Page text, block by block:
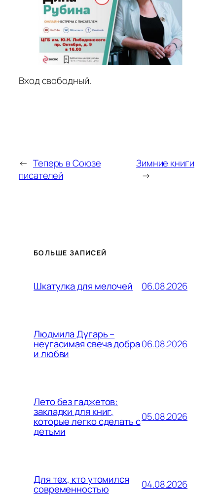
Вход свободный.
← Теперь в Союзе
писателей
Зимние книги
→
БОЛЬШЕ ЗАПИСЕЙ
Шкатулка для мелочей 06.08.2026
Людмила Дугарь –
неугасимая свеча добра
и любви
06.08.2026
Лето без гаджетов:
закладки для книг,
которые легко сделать с
детьми
05.08.2026
Для тех, кто утомился
современностью 04.08.2026